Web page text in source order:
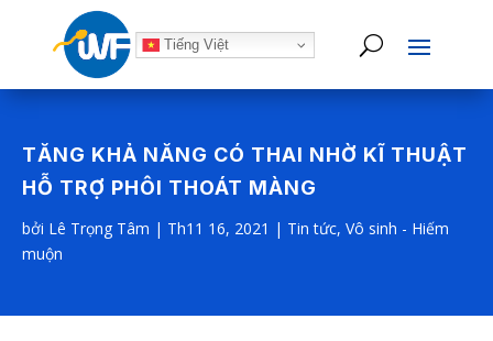
Tiếng Việt
TĂNG KHẢ NĂNG CÓ THAI NHỜ KĨ THUẬT
HỖ TRỢ PHÔI THOÁT MÀNG
bởi Lê Trọng Tâm | Th11 16, 2021 | Tin tức, Vô sinh - Hiếm
muộn